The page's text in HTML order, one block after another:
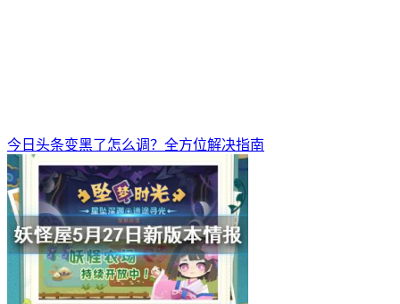
今日头条变黑了怎么调？全方位解决指南